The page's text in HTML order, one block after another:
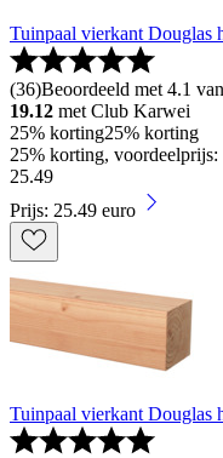
Tuinpaal vierkant Douglas
(36)Beoordeeld met 4.1
19.12 met Club Karwei
25% korting25% korting
25% korting,
25.49
Prijs: 25.49 euro
Tuinpaal vierkant Douglas